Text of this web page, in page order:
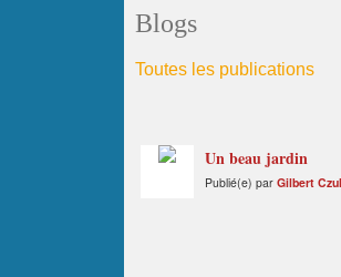
Blogs
Toutes les publications
Un beau jardin
Publié(e) par Gilbert